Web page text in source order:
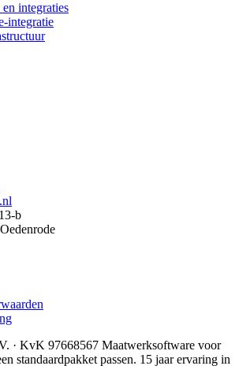
integraties
integratie
b
· KvK 97668567 Maatwerksoftware voor
standaardpakket passen. 15 jaar ervaring in